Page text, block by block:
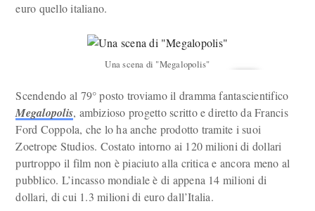
euro quello italiano.
Una scena di "Megalopolis"
Scendendo al 79° posto troviamo il dramma fantascientifico
Megalopolis, ambizioso progetto scritto e diretto da Francis
Ford Coppola, che lo ha anche prodotto tramite i suoi
Zoetrope Studios. Costato intorno ai 120 milioni di dollari
purtroppo il film non è piaciuto alla critica e ancora meno al
pubblico. L’incasso mondiale è di appena 14 milioni di
dollari, di cui 1.3 milioni di euro dall’Italia.